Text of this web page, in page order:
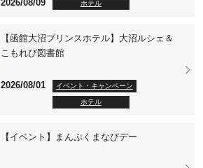
2026/08/09 ホテル
【函館大沼プリンスホテル】大沼ルシェ＆
こもれび図書館
2026/08/01 イベント・キャンペーン
ホテル
【イベント】まんぷくまなびデー